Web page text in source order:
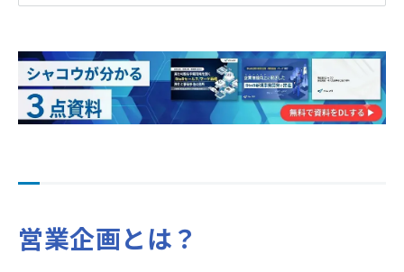
営業企画とは？